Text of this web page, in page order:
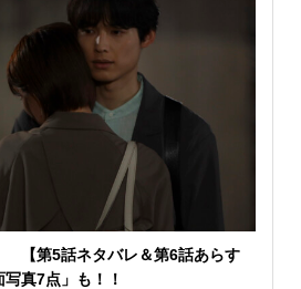
【第5話ネタバレ＆第6話あらす
真7点」も！！